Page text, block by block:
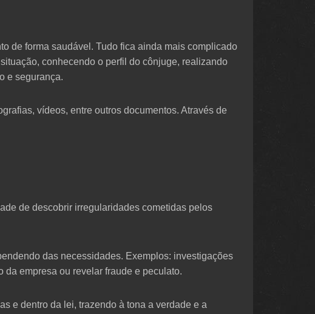
de forma saudável. Tudo fica ainda mais complicado
conhecendo o perfil do cônjuge, realizando
e segurança.
vídeos, entre outros documentos. Através de
de descobrir irregularidades cometidas pelos
das necessidades. Exemplos: investigações
empresa ou revelar fraude e peculato.
e dentro da lei, trazendo à tona a verdade e a